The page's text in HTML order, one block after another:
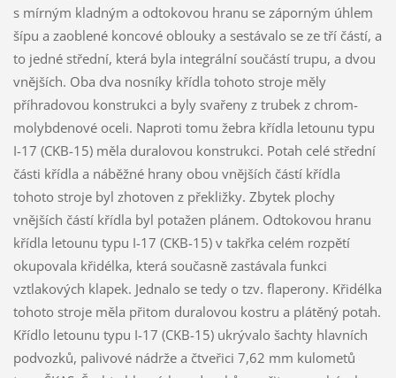
s mírným kladným a odtokovou hranu se záporným úhlem
šípu a zaoblené koncové oblouky a sestávalo se ze tří částí, a
to jedné střední, která byla integrální součástí trupu, a dvou
vnějších. Oba dva nosníky křídla tohoto stroje měly
příhradovou konstrukci a byly svařeny z trubek z chrom-
molybdenové oceli. Naproti tomu žebra křídla letounu typu
I-17 (CKB-15) měla duralovou konstrukci. Potah celé střední
části křídla a náběžné hrany obou vnějších částí křídla
tohoto stroje byl zhotoven z překližky. Zbytek plochy
vnějších částí křídla byl potažen plánem. Odtokovou hranu
křídla letounu typu I-17 (CKB-15) v takřka celém rozpětí
okupovala křidélka, která současně zastávala funkci
vztlakových klapek. Jednalo se tedy o tzv. flaperony. Křidélka
tohoto stroje měla přitom duralovou kostru a plátěný potah.
Křídlo letounu typu I-17 (CKB-15) ukrývalo šachty hlavních
podvozků, palivové nádrže a čtveřici 7,62 mm kulometů